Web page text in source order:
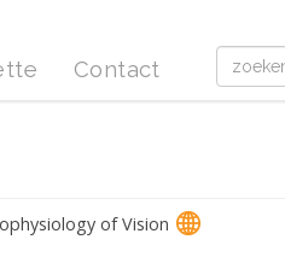
Contact
of Vision